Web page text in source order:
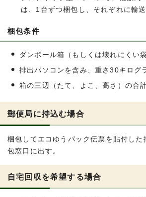
は、1台ずつ梱包し、それぞれに輸
梱包条件
ダンボール箱（もしくは壊れにくい袋
排出パソコンを含み、重さ30キログ
箱の三辺（たて、よこ、高さ）の合
郵便局に持込む場合
梱包してエコゆうパック伝票を貼付した
包窓口に出す。
自宅回収を希望する場合